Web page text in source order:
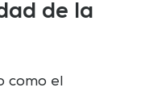
de la
como el